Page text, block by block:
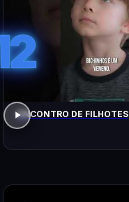
ENCONTRO DE FILHOTES